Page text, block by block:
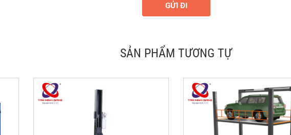
GỬI ĐI
SẢN PHẨM TƯƠNG TỰ